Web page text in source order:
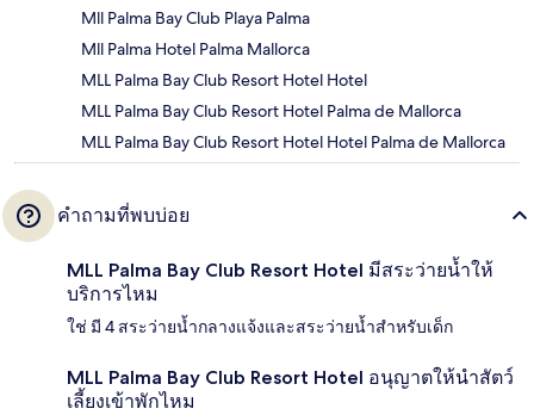
Mll Palma Bay Club Playa Palma
Mll Palma Hotel Palma Mallorca
MLL Palma Bay Club Resort Hotel Hotel
MLL Palma Bay Club Resort Hotel Palma de Mallorca
MLL Palma Bay Club Resort Hotel Hotel Palma de Mallorca
คำถามที่พบบ่อย
MLL Palma Bay Club Resort Hotel มีสระว่ายน้ำให้
บริการไหม
ใช่ มี 4 สระว่ายน้ำกลางแจ้งและสระว่ายน้ำสำหรับเด็ก
MLL Palma Bay Club Resort Hotel อนุญาตให้นำสัตว์
เลี้ยงเข้าพักไหม